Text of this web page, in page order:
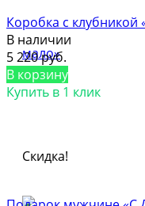
Коробка с клубникой
В наличии
5 220 руб.
В корзину
Купить в 1 клик
Скидка!